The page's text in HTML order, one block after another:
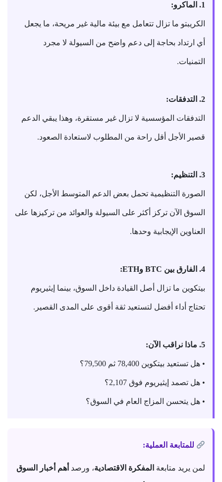
1. الماكرو:
الكريبتو ما تزال تتعامل مع بيئة مالية غير مريحة، ما يجعل
أي ارتداد بحاجة إلى دعم واضح من السيولة لا مجرد
التمنيات.
2. التدفقات:
التدفقات المؤسسية لا تزال غير مستقرة، وهذا يبقي الدعم
قصير الأجل أقل راحة من المطلوب لاستعادة الصعود.
3. التنظيم:
الصورة التنظيمية تحمل بعض الدعم المتوسط الأجل، لكن
السوق الآن تركز أكثر على السيولة والعوائد من تركيزها على
العناوين الإيجابية وحدها.
4. الفارق بين BTC وETH:
بيتكوين ما تزال أصل القيادة داخل السوق، بينما إيثيريوم
تحتاج أداء أفضل لتستعيد ثقة أقوى على المدى القصير.
5. ماذا نراقب الآن:
• هل تستعيد بيتكوين 78,400 ثم 79,500؟
• هل تصمد إيثيريوم فوق 2,107؟
• هل يتحسن المزاج العام في السوق؟
للمتابعة العملية:
لمن يريد متابعة المفكرة الاقتصادية، ورصد أهم أخبار السوق